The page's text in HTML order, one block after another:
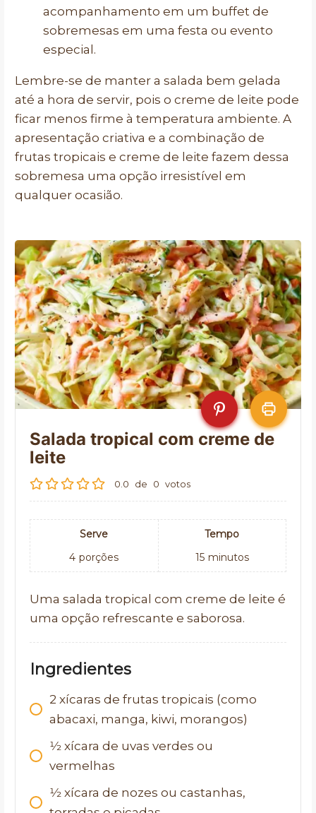
acompanhamento em um buffet de
sobremesas em uma festa ou evento
especial.
Lembre-se de manter a salada bem gelada
até a hora de servir, pois o creme de leite pode
ficar menos firme à temperatura ambiente. A
apresentação criativa e a combinação de
frutas tropicais e creme de leite fazem dessa
sobremesa uma opção irresistível em
qualquer ocasião.
Salada tropical com creme de
leite
0.0 de 0 votos
Serve
4 porções
Tempo
15 minutos
Uma salada tropical com creme de leite é
uma opção refrescante e saborosa.
Ingredientes
2 xícaras de frutas tropicais (como
abacaxi, manga, kiwi, morangos)
1⁄2 xícara de uvas verdes ou
vermelhas
1⁄2 xícara de nozes ou castanhas,